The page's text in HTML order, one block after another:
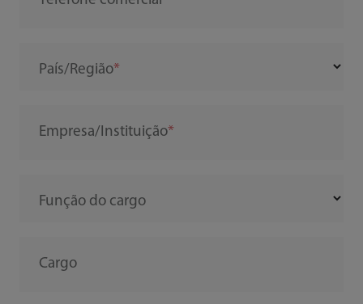
País/Região
Empresa/Instituição
Função do cargo
Cargo